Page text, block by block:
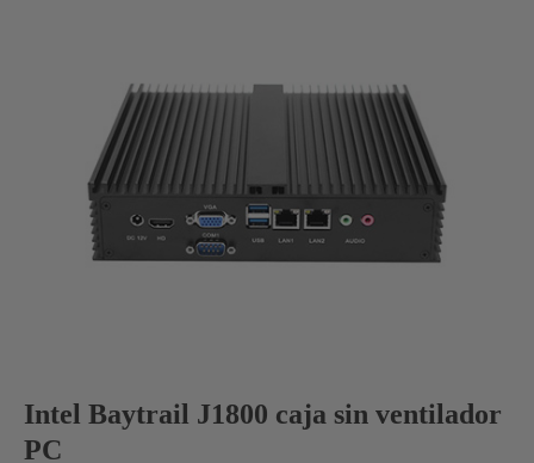
Intel Baytrail J1800 caja sin ventilador
PC